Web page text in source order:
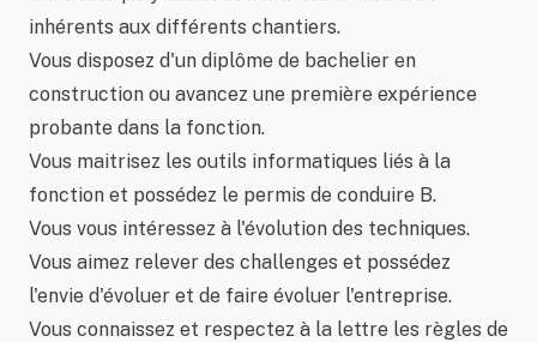
inhérents aux différents chantiers.
Vous disposez d'un diplôme de bachelier en
construction ou avancez une première expérience
probante dans la fonction.
Vous maitrisez les outils informatiques liés à la
fonction et possédez le permis de conduire B.
Vous vous intéressez à l'évolution des techniques.
Vous aimez relever des challenges et possédez
l'envie d'évoluer et de faire évoluer l'entreprise.
Vous connaissez et respectez à la lettre les règles de